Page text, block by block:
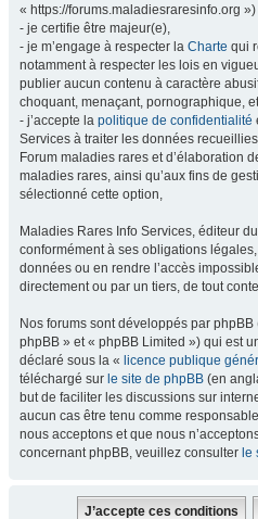
« https://forums.maladiesraresinfo.org »)
- je certifie être majeur(e),
- je m’engage à respecter la Charte qui
notamment à respecter les lois en
publier aucun contenu à caractère
choquant, menaçant, pornographique,
- j’accepte la politique de confidentialité
Services à traiter les données
Forum maladies rares et d’élaboration
maladies rares, ainsi qu’aux fins de
sélectionné cette option,
Maladies Rares Info Services, éditeur
conformément à ses obligations
données ou en rendre l’accès
directement ou par un tiers, de tout
Nos forums sont développés par
phpBB » et « phpBB Limited ») qui est
déclaré sous la « licence publique
téléchargé sur le site de phpBB (en
but de faciliter les discussions sur
aucun cas être tenu comme
nous acceptons et que nous
concernant phpBB, veuillez consulter le